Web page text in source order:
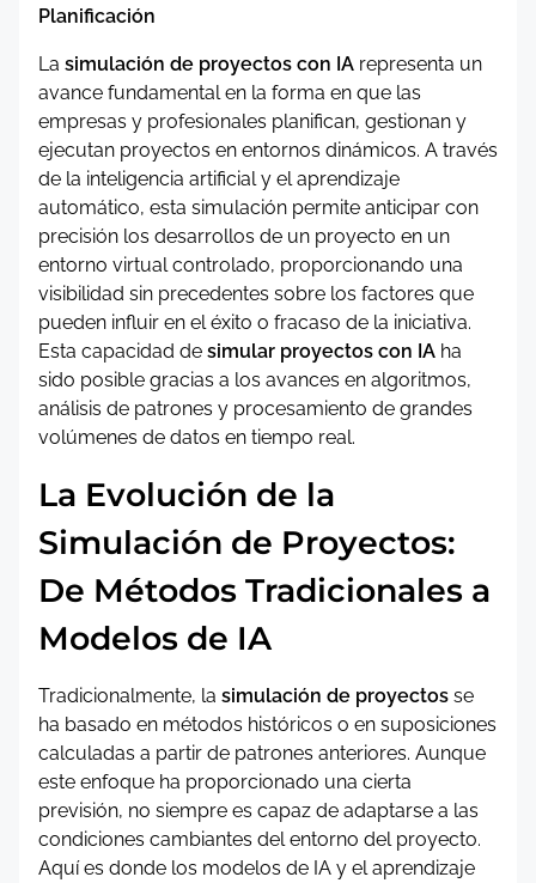
Planificación
La simulación de proyectos con IA representa un
avance fundamental en la forma en que las
empresas y profesionales planifican, gestionan y
ejecutan proyectos en entornos dinámicos. A través
de la inteligencia artificial y el aprendizaje
automático, esta simulación permite anticipar con
precisión los desarrollos de un proyecto en un
entorno virtual controlado, proporcionando una
visibilidad sin precedentes sobre los factores que
pueden influir en el éxito o fracaso de la iniciativa.
Esta capacidad de simular proyectos con IA ha
sido posible gracias a los avances en algoritmos,
análisis de patrones y procesamiento de grandes
volúmenes de datos en tiempo real.
La Evolución de la
Simulación de Proyectos:
De Métodos Tradicionales a
Modelos de IA
Tradicionalmente, la simulación de proyectos se
ha basado en métodos históricos o en suposiciones
calculadas a partir de patrones anteriores. Aunque
este enfoque ha proporcionado una cierta
previsión, no siempre es capaz de adaptarse a las
condiciones cambiantes del entorno del proyecto.
Aquí es donde los modelos de IA y el aprendizaje